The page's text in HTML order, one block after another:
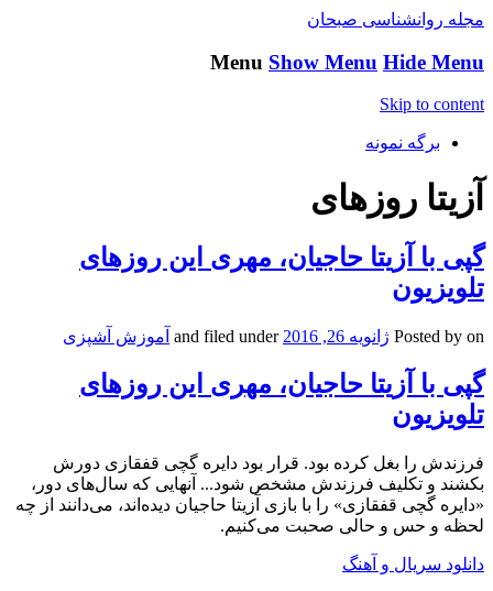
مجله روانشناسی صبحان
Menu Show Menu Hide Menu
Skip to content
برگه نمونه
آزیتا روزهای
گپی با آزیتا حاجیان، مهری این روزهای
تلویزیون
Posted by on ژانویه 26, 2016 and filed under آموزش آشپزی
گپی با آزیتا حاجیان، مهری این روزهای
تلویزیون
فرزندش را بغل کرده بود. قرار بود دایره گچی قفقازی دورش
بکشند و تکلیف فرزندش مشخص شود..‌. آنهایی که سال‌های دور،
«‌دایره گچی قفقازی» را با بازی آزیتا حاجیان دیده‌اند، می‌دانند از چه
لحظه و حس و حالی صحبت می‌کنیم.
دانلود سریال و آهنگ